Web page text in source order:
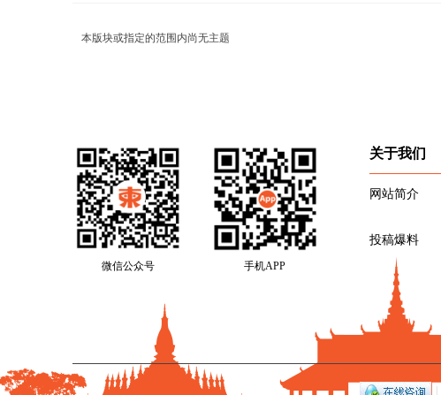
本版块或指定的范围内尚无主题
微信公众号 手机APP
关于我们
网站简介
投稿爆料